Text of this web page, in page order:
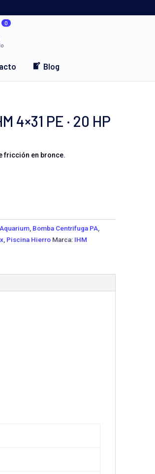
0
Blog
4×31 PE · 20 HP
fricción en bronce.
Aquarium, Bomba Centrifuga PA,
, Piscina Hierro Marca: IHM